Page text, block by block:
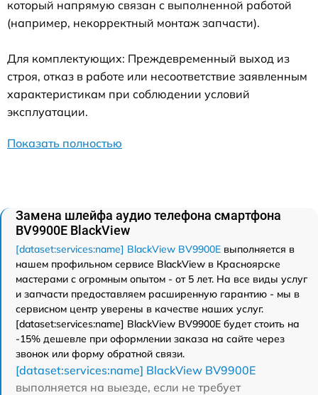
который напрямую связан с выполненной работой
(например, некорректный монтаж запчасти).
Для комплектующих: Преждевременный выход из
строя, отказ в работе или несоответствие заявленным
характеристикам при соблюдении условий
эксплуатации.
Показать полностью
Замена шлейфа аудио телефона смартфона
BV9900E BlackView
[dataset:services:name] BlackView BV9900E выполняется в
нашем профильном сервисе BlackView в Красноярске
мастерами с огромным опытом - от 5 лет. На все виды услуг
и запчасти предоставляем расширенную гарантию - мы в
сервисном центр уверены в качестве наших услуг.
[dataset:services:name] BlackView BV9900E будет стоить на
-15% дешевле при оформлении заказа на сайте через
звонок или форму обратной связи.
[dataset:services:name] BlackView BV9900E
выполняется на выезде, если не требует